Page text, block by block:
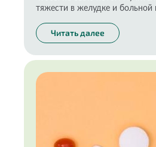
тяжести в желудке и больной
Читать далее